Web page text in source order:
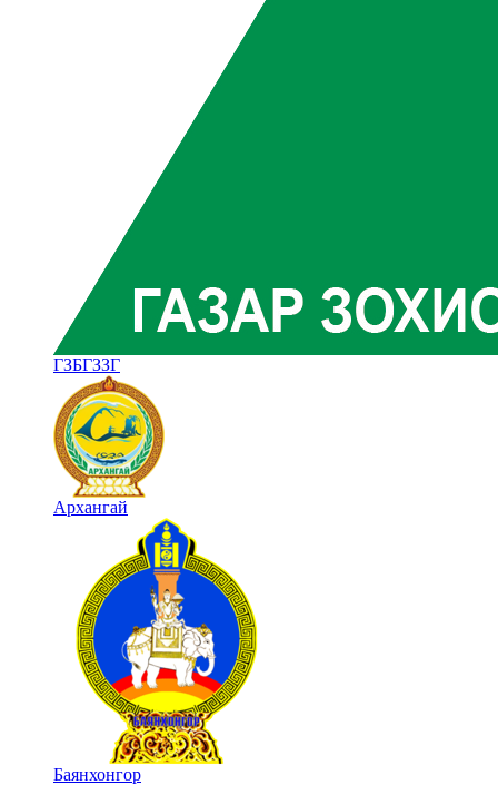
ГЗБГЗЗГ
Архангай
Баянхонгор